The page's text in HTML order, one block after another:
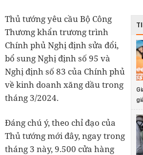
Thủ tướng yêu cầu Bộ Công
Thương khẩn trương trình
Chính phủ Nghị định sửa đổi,
bổ sung Nghị định số 95 và
Nghị định số 83 của Chính phủ
về kinh doanh xăng dầu trong
tháng 3/2024.
Đáng chú ý, theo chỉ đạo của
Thủ tướng mới đây, ngay trong
tháng 3 này, 9.500 cửa hàng